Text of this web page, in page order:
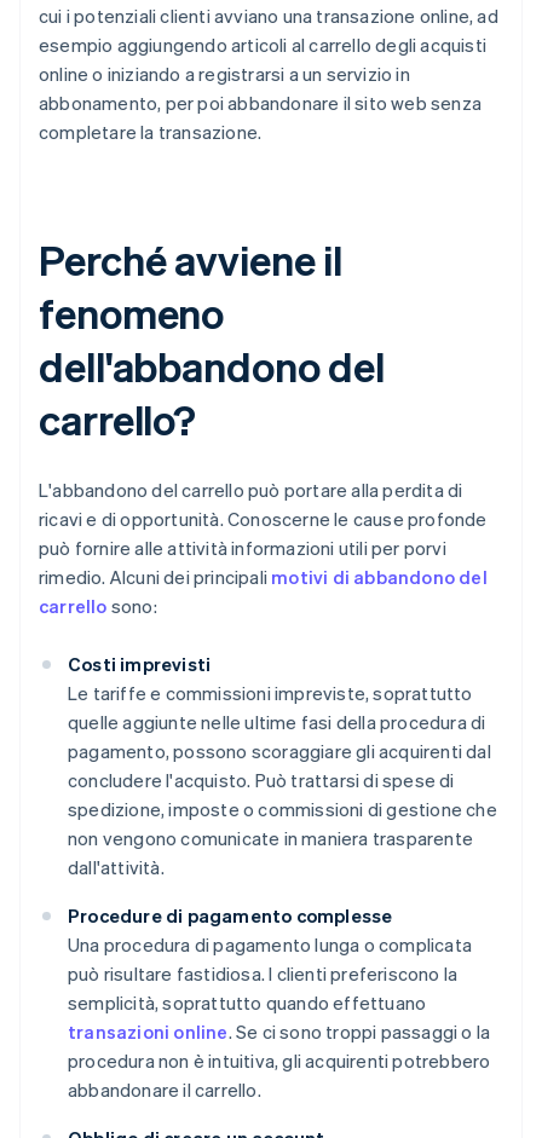
cui i potenziali clienti avviano una transazione online, ad
esempio aggiungendo articoli al carrello degli acquisti
online o iniziando a registrarsi a un servizio in
abbonamento, per poi abbandonare il sito web senza
completare la transazione.
Perché avviene il
fenomeno
dell'abbandono del
carrello?
L'abbandono del carrello può portare alla perdita di
ricavi e di opportunità. Conoscerne le cause profonde
può fornire alle attività informazioni utili per porvi
rimedio. Alcuni dei principali motivi di abbandono del
carrello sono:
Costi imprevisti
Le tariffe e commissioni impreviste, soprattutto
quelle aggiunte nelle ultime fasi della procedura di
pagamento, possono scoraggiare gli acquirenti dal
concludere l'acquisto. Può trattarsi di spese di
spedizione, imposte o commissioni di gestione che
non vengono comunicate in maniera trasparente
dall'attività.
Procedure di pagamento complesse
Una procedura di pagamento lunga o complicata
può risultare fastidiosa. I clienti preferiscono la
semplicità, soprattutto quando effettuano
transazioni online. Se ci sono troppi passaggi o la
procedura non è intuitiva, gli acquirenti potrebbero
abbandonare il carrello.